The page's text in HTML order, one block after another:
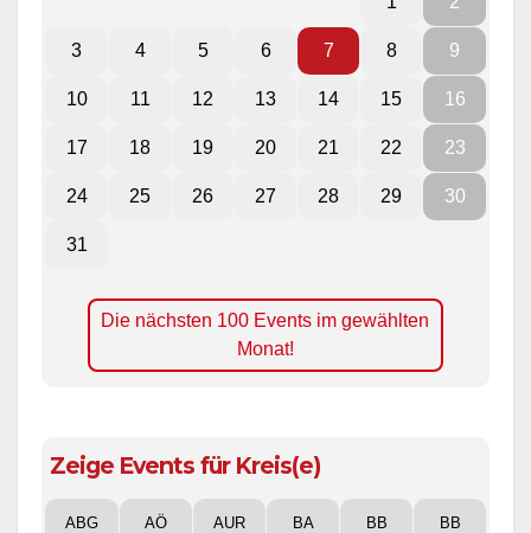
3 4 5 6 7 8 9
10 11 12 13 14 15 16
17 18 19 20 21 22 23
24 25 26 27 28 29 30
31
Die nächsten 100 Events im gewählten
Monat!
Zeige Events für Kreis(e)
ABG AÖ AUR BA BB BB